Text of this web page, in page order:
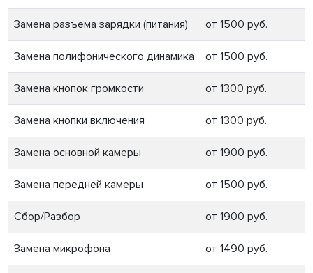
Замена разъема зарядки (питания) от 1500 руб.
Замена полифонического динамика от 1500 руб.
Замена кнопок громкости от 1300 руб.
Замена кнопки включения от 1300 руб.
Замена основной камеры от 1900 руб.
Замена передней камеры от 1500 руб.
Сбор/Разбор от 1900 руб.
Замена микрофона от 1490 руб.